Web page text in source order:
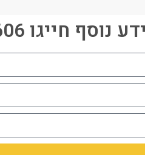
חייגו 077-8044606 או מלאו פרטים: